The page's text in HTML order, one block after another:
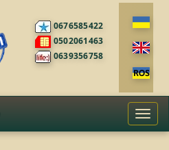
0676585422
0502061463
0639356758